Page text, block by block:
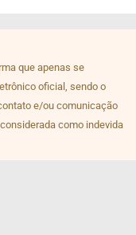
que apenas se
oficial, sendo o
e/ou comunicação
como indevida